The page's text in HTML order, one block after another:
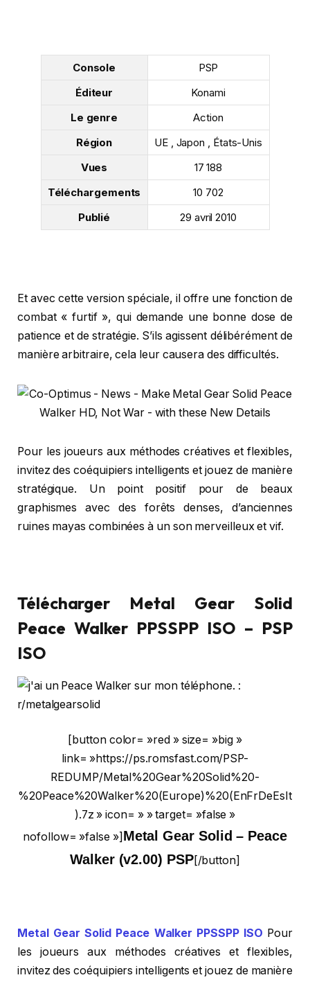
Console
PSP
Éditeur
Konami
Le genre
Action
Région
UE , Japon , États-Unis
Vues
17 188
Téléchargements
10 702
Publié
29 avril 2010
Et avec cette version spéciale, il offre une fonction de
combat « furtif », qui demande une bonne dose de
patience et de stratégie. S’ils agissent délibérément de
manière arbitraire, cela leur causera des difficultés.
Pour les joueurs aux méthodes créatives et flexibles,
invitez des coéquipiers intelligents et jouez de manière
stratégique. Un point positif pour de beaux
graphismes avec des forêts denses, d’anciennes
ruines mayas combinées à un son merveilleux et vif.
Télécharger Metal Gear Solid
Peace Walker PPSSPP ISO – PSP
ISO
[button color= »red » size= »big »
link= »https://ps.romsfast.com/PSP-
REDUMP/Metal%20Gear%20Solid%20-
%20Peace%20Walker%20(Europe)%20(EnFrDeEsIt
).7z » icon= » » target= »false »
nofollow= »false »] Metal Gear Solid – Peace
Walker (v2.00) PSP[/button]
Metal Gear Solid Peace Walker PPSSPP ISO Pour
les joueurs aux méthodes créatives et flexibles,
invitez des coéquipiers intelligents et jouez de manière